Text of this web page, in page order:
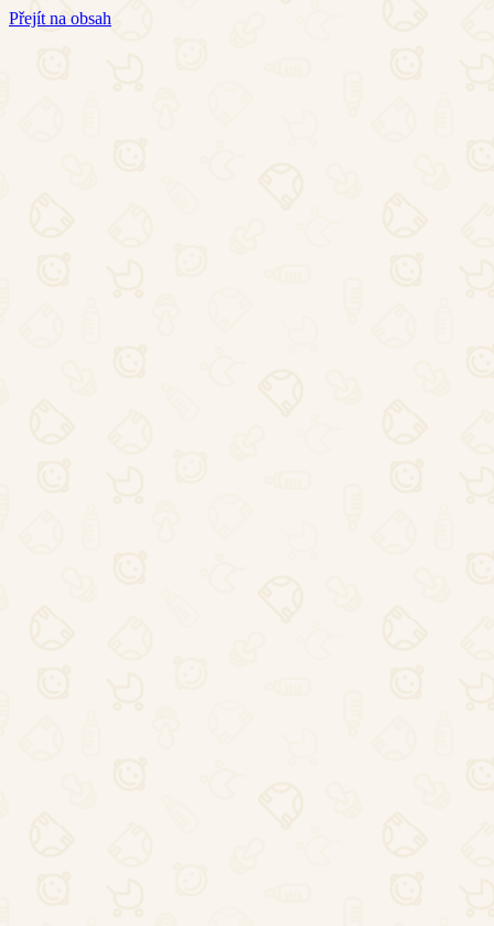
Přejít na obsah